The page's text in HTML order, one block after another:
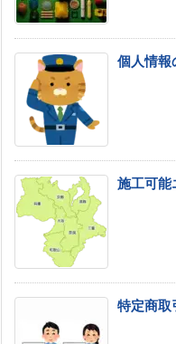
個人情報
施工可能
特定商取